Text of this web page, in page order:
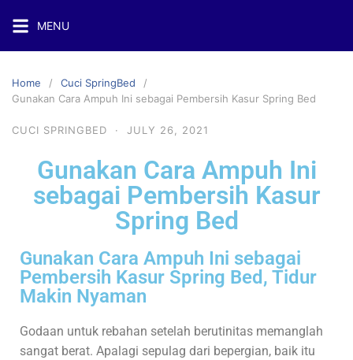
MENU
Home
Cuci SpringBed
Gunakan Cara Ampuh Ini sebagai Pembersih Kasur Spring Bed
CUCI SPRINGBED · JULY 26, 2021
Gunakan Cara Ampuh Ini
sebagai Pembersih Kasur
Spring Bed
Gunakan Cara Ampuh Ini sebagai
Pembersih Kasur Spring Bed, Tidur
Makin Nyaman
Godaan untuk rebahan setelah berutinitas memanglah
sangat berat. Apalagi sepulag dari bepergian, baik itu